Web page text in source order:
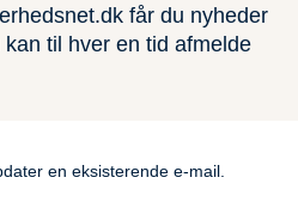
får du nyheder
til hver en tid afmelde
en eksisterende e-mail.